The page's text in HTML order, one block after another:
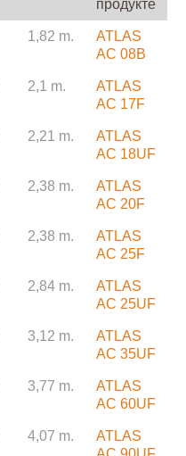
продукте
1,82 m.
ATLAS
AC 08B
2,1 m.
ATLAS
AC 17F
2,21 m.
ATLAS
AC 18UF
2,38 m.
ATLAS
AC 20F
2,38 m.
ATLAS
AC 25F
2,84 m.
ATLAS
AC 25UF
3,12 m.
ATLAS
AC 35UF
3,77 m.
ATLAS
AC 60UF
4,07 m.
ATLAS